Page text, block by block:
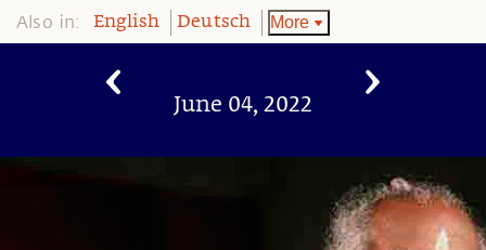
Also in: English Deutsch More
June 04, 2022